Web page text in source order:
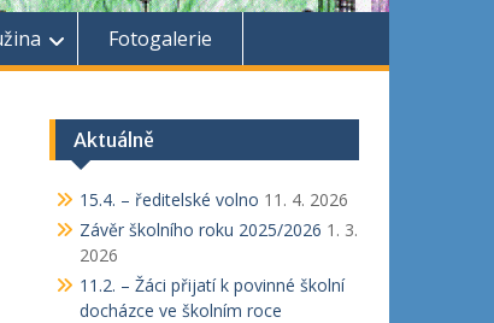
Fotogalerie
Aktuálně
15.4. – ředitelské volno 11. 4. 2026
Závěr školního roku 2025/2026 1. 3.
2026
11.2. – Žáci přijatí k povinné školní
docházce ve školním roce